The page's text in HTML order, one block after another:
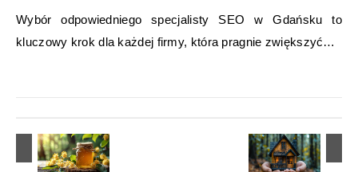
Wybór odpowiedniego specjalisty SEO w Gdańsku to
kluczowy krok dla każdej firmy, która pragnie zwiększyć…